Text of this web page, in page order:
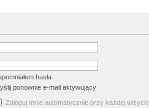
hasła
ponownie e-mail aktywujący
Zaloguj mnie automatycznie przy każdej wizycie